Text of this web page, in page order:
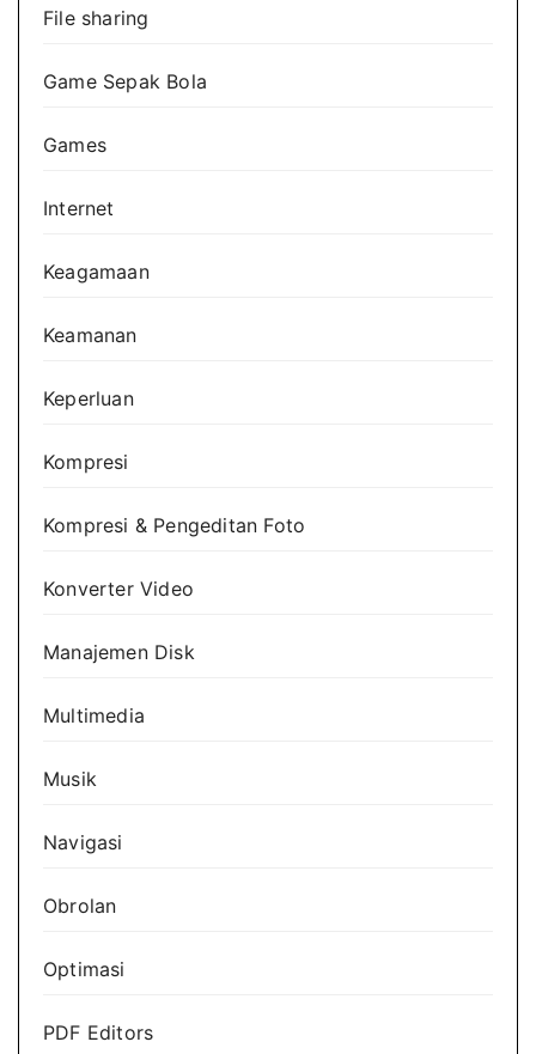
File sharing
Game Sepak Bola
Games
Internet
Keagamaan
Keamanan
Keperluan
Kompresi
Kompresi & Pengeditan Foto
Konverter Video
Manajemen Disk
Multimedia
Musik
Navigasi
Obrolan
Optimasi
PDF Editors